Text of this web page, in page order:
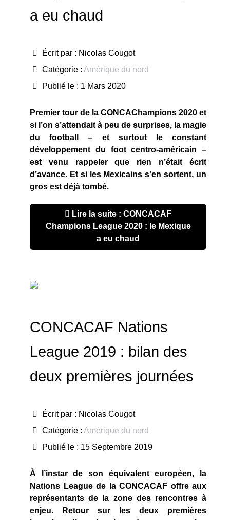
a eu chaud
Écrit par : Nicolas Cougot
Catégorie : Amérique du nord
Publié le : 1 Mars 2020
Premier tour de la CONCAChampions 2020 et
si l’on s’attendait à peu de surprises, la magie
du football – et surtout le constant
développement du foot centro-américain –
est venu rappeler que rien n’était écrit
d’avance. Et si les Mexicains s’en sortent, un
gros est déjà tombé.
Lire la suite : CONCACAF
Champions League 2020 : le Mexique
a eu chaud
CONCACAF Nations
League 2019 : bilan des
deux premières journées
Écrit par : Nicolas Cougot
Catégorie : Amérique du nord
Publié le : 15 Septembre 2019
À l’instar de son équivalent européen, la
Nations League de la CONCACAF offre aux
représentants de la zone des rencontres à
enjeu. Retour sur les deux premières